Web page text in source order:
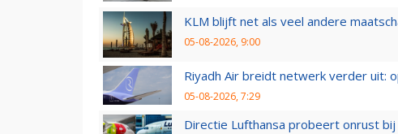
KLM blijft net als veel andere
05-08-2026, 9:00
Riyadh Air breidt netwerk verder uit:
05-08-2026, 7:29
Directie Lufthansa probeert onrust